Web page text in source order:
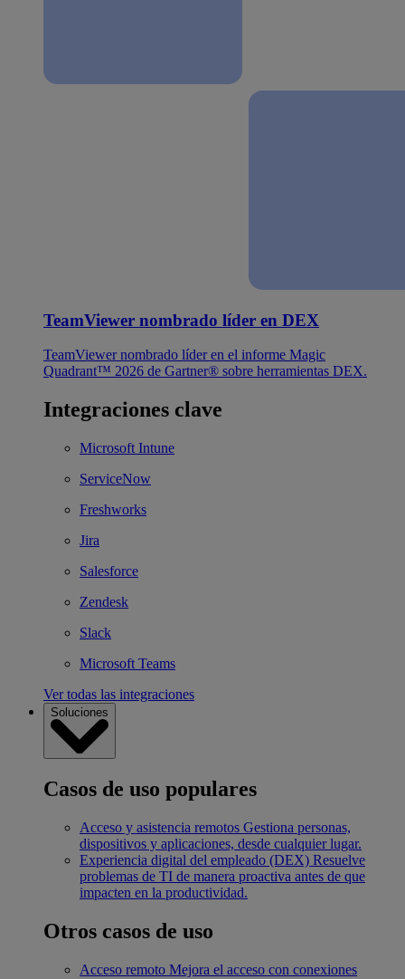
TeamViewer nombrado líder en DEX
TeamViewer nombrado líder en el informe Magic
Quadrant™ 2026 de Gartner® sobre herramientas DEX.
Integraciones clave
Microsoft Intune
ServiceNow
Freshworks
Jira
Salesforce
Zendesk
Slack
Microsoft Teams
Ver todas las integraciones
Soluciones
Casos de uso populares
Acceso y asistencia remotos Gestiona personas,
dispositivos y aplicaciones, desde cualquier lugar.
Experiencia digital del empleado (DEX) Resuelve
problemas de TI de manera proactiva antes de que
impacten en la productividad.
Otros casos de uso
Acceso remoto Mejora el acceso con conexiones